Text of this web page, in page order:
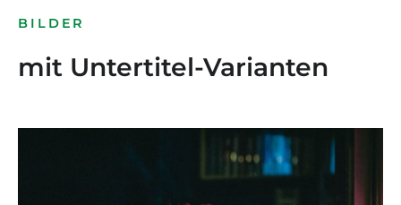
BILDER
mit Untertitel-Varianten